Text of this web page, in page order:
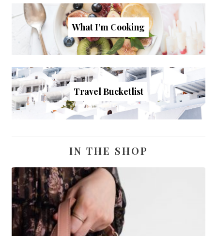
What I’m Cooking
Travel Bucketlist
IN THE SHOP